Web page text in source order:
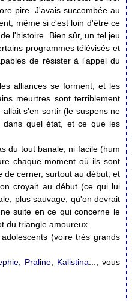
pire. J'avais succombée au
même si c'est loin d'être ce
l'histoire. Bien sûr, un tel jeu
programmes télévisés et
de résister à l'appel du
alliances se forment, et les
meurtres sont terriblement
s'en sortir (le suspens ne
dans quel état, et ce que les
du tout banale, ni facile (hum
chaque moment où ils sont
de cerner, surtout au début, et
croyait au début (ce qui lui
plus sauvage, qu'on devrait
suite en ce qui concerne le
du triangle amoureux.
(voire très grands
Praline Kalistina ..., vous